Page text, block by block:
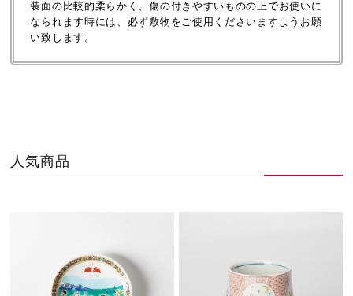
装面の比較的柔らかく、傷の付きやすいものの上でお使いに
なられます時には、必ず敷物をご使用くださいますようお願
い致します。
人気商品